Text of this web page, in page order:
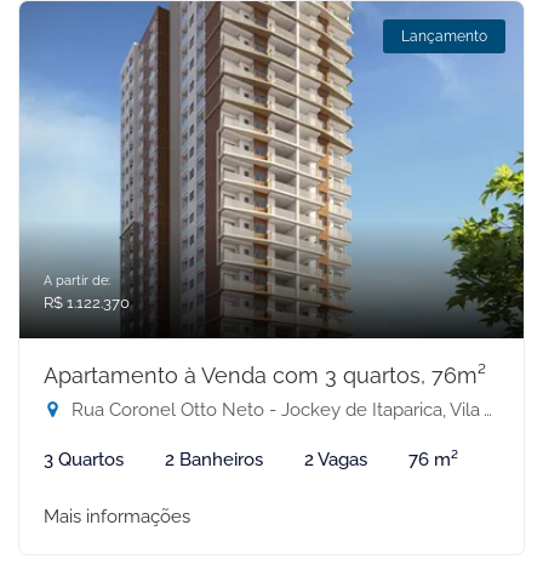
Lançamento
A partir de:
R$ 1.122.370
Apartamento à Venda com 3 quartos, 76m²
Rua Coronel Otto Neto - Jockey de Itaparica, Vila Velha-ES
3 Quartos 2 Banheiros 2 Vagas 76 m²
Mais informações